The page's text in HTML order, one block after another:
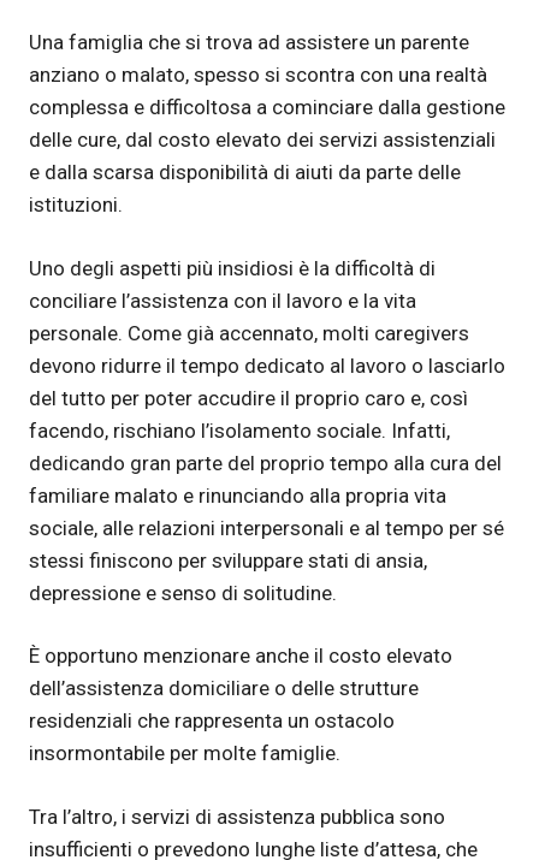
Una famiglia che si trova ad assistere un parente
anziano o malato, spesso si scontra con una realtà
complessa e difficoltosa a cominciare dalla gestione
delle cure, dal costo elevato dei servizi assistenziali
e dalla scarsa disponibilità di aiuti da parte delle
istituzioni.
Uno degli aspetti più insidiosi è la difficoltà di
conciliare l’assistenza con il lavoro e la vita
personale. Come già accennato, molti caregivers
devono ridurre il tempo dedicato al lavoro o lasciarlo
del tutto per poter accudire il proprio caro e, così
facendo, rischiano l’isolamento sociale. Infatti,
dedicando gran parte del proprio tempo alla cura del
familiare malato e rinunciando alla propria vita
sociale, alle relazioni interpersonali e al tempo per sé
stessi finiscono per sviluppare stati di ansia,
depressione e senso di solitudine.
È opportuno menzionare anche il costo elevato
dell’assistenza domiciliare o delle strutture
residenziali che rappresenta un ostacolo
insormontabile per molte famiglie.
Tra l’altro, i servizi di assistenza pubblica sono
insufficienti o prevedono lunghe liste d’attesa, che